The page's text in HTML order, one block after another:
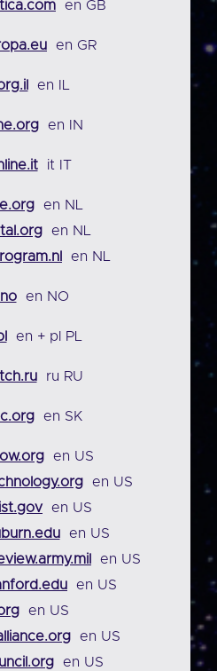
en GB
en GR
en IL
en IN
it IT
en NL
en NL
en NL
en NO
en + pl PL
ru RU
en SK
en US
en US
en US
en US
en US
en US
en US
en US
en US